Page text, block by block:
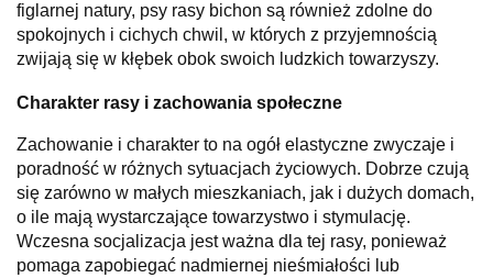
figlarnej natury, psy rasy bichon są również zdolne do
spokojnych i cichych chwil, w których z przyjemnością
zwijają się w kłębek obok swoich ludzkich towarzyszy.
Charakter rasy i zachowania społeczne
Zachowanie i charakter to na ogół elastyczne zwyczaje i
poradność w różnych sytuacjach życiowych. Dobrze czują
się zarówno w małych mieszkaniach, jak i dużych domach,
o ile mają wystarczające towarzystwo i stymulację.
Wczesna socjalizacja jest ważna dla tej rasy, ponieważ
pomaga zapobiegać nadmiernej nieśmiałości lub